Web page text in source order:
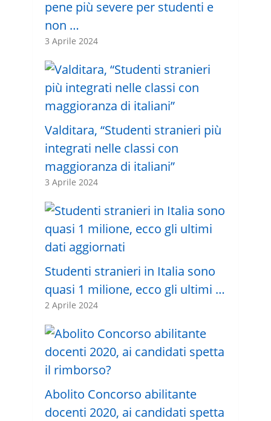
pene più severe per studenti e
non …
3 Aprile 2024
Valditara, “Studenti stranieri più
integrati nelle classi con
maggioranza di italiani”
3 Aprile 2024
Studenti stranieri in Italia sono
quasi 1 milione, ecco gli ultimi …
2 Aprile 2024
Abolito Concorso abilitante
docenti 2020, ai candidati spetta